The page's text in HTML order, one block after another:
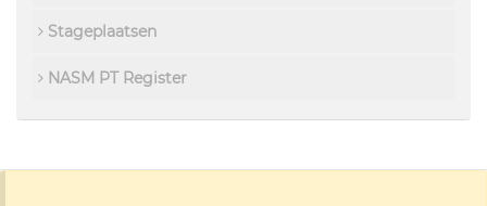
Stageplaatsen
NASM PT Register